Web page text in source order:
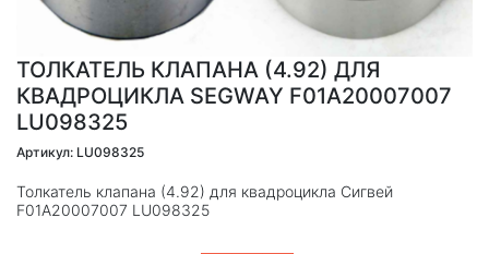
ТОЛКАТЕЛЬ КЛАПАНА (4.92) ДЛЯ
КВАДРОЦИКЛА SEGWAY F01A20007007
LU098325
Артикул: LU098325
Толкатель клапана (4.92) для квадроцикла Сигвей
F01A20007007 LU098325